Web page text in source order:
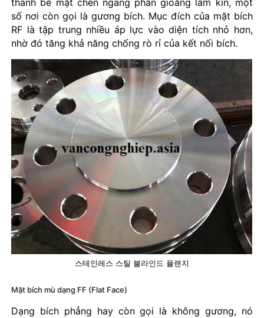
số nơi còn gọi là gương bích. Mục đích của mặt bích
RF là tập trung nhiều áp lực vào diện tích nhỏ hơn,
nhờ đó tăng khả năng chống rò rỉ của kết nối bích.
스테인레스 스틸 블라인드 플랜지
Mặt bích mù dạng FF (Flat Face)
Dạng bích phẳng hay còn gọi là không gương, nó